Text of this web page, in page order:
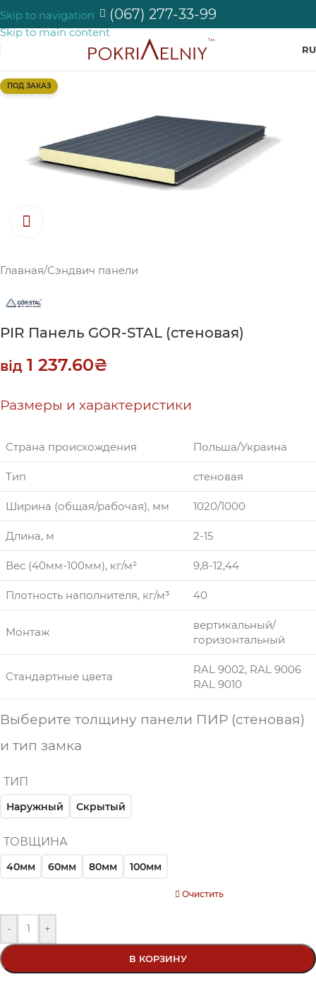
Skip to navigation
Skip to main content
(067) 277-33-99
RU
ПОД ЗАКАЗ
Главная/Сэндвич панели
PIR Панель GOR-STAL (стеновая)
від 1 237.60₴
Размеры и характеристики
Страна происхождения Польша/Украина
Тип стеновая
Ширина (общая/рабочая), мм 1020/1000
Длина, м 2-15
Вес (40мм-100мм), кг/м² 9,8-12,44
Плотность наполнителя, кг/м³ 40
Монтаж
вертикальный/
горизонтальный
Стандартные цвета
RAL 9002, RAL 9006
RAL 9010
Выберите толщину панели ПИР (стеновая)
и тип замка
ТИП
Наружный Скрытый
ТОВЩИНА
40мм 60мм 80мм 100мм
Очистить
- +
В КОРЗИНУ